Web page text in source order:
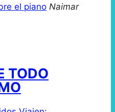
el piano Naimar
TODO